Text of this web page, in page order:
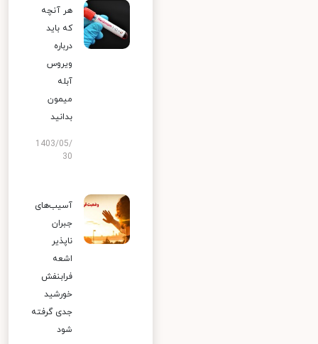
هر آنچه
که باید
درباره
ویروس
آبله
میمون
بدانید
1403/05/
30
آسیب‌های
جبران
ناپذیر
اشعه
فرابنفش
خورشید
جدی گرفته
شود